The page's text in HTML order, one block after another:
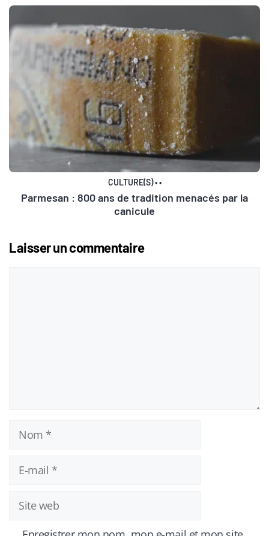
CULTURE(S)••
Parmesan : 800 ans de tradition menacés par la
canicule
Laisser un commentaire
Nom
mail
Site
web